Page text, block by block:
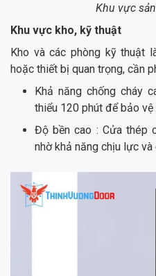
Khu vực
Khu vực kho, kỹ thuật
Kho và các phòng kỹ thuật
hoặc thiết bị quan trọng, cần
Khả năng chống cháy
thiểu 120 phút để bảo vệ
Độ bền cao : Cửa thép
nhờ khả năng chịu lực và